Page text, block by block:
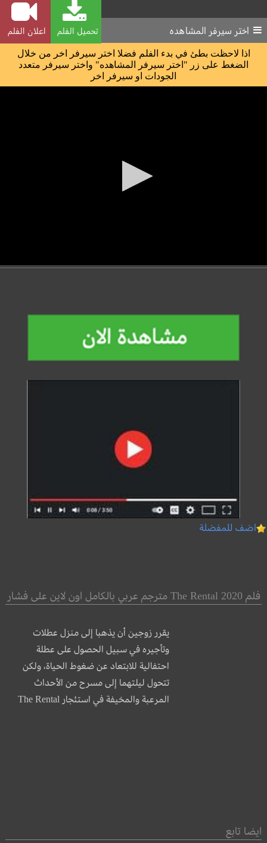
تحميل الفلم اعلان الفلم اختر سيرفر المشاهده
اذا لاحظت بطئ في بدء الفلم فضلا اختر سيرفر اخر من خلال
الضغط على زر "اختر سيرفر المشاهده" واختر سيرفر متعدد
الجودات او سيرفر اخر
اضف للمفضلة
فلم The Rental 2020 مترجم عربي بالكامل اون لاين على فشار
يقرر زوجين أن يذهبا إلى منزل عطلات
وتأجيره في سبيل الحصول على عطلة
احتفالية للابتعاد عن ضغوط الحياة، ولكن
تتحول ليلتهما إلى مسرح من الأحداث
المرعبة والمخيفة في استئجار The Rental
ايضا تابع